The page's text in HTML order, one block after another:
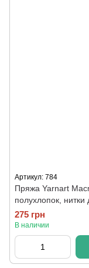
Артикул: 784
Пряжа Yarnart
полухлопок,
275 грн
В наличии